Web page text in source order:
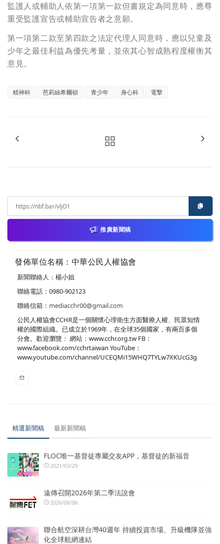
監護人或輔助人依第一項第一款但書規定為同意時，應尊
重受監護宣告或輔助宣告者之意願。
第一項第二款至第四款之法定代理人同意時，應以兒童及
少年之最佳利益為優先考量，並依其心智成熟程度權衡其
意見。
精神科 芭莉絲希爾頓 青少年 身心科 電擊
推廣新聞稿
發佈單位名稱：中華公民人權協會
新聞聯絡人：楊小姐
聯絡電話：0980-902123
聯絡信箱： mediacchr00@gmail.com
公民人權協會CCHR是一個關懷心理衛生方面醫療人權、民眾知情
權的國際組織。已成立於1969年，在全球35個國家，有兩百多個
分會。歡迎瀏覽： 網站：www.cchr.org.tw FB：
www.facebook.com/cchrtaiwan YouTube：
www.youtube.com/channel/UCEQMi15WHQ7TYLw7XKUcG3g
精選新聞稿 最新新聞稿
FLOC唯一基督徒專屬交友APP，基督徒的新福音
2021/03/29
遠傳召開2026年第二季法說會
2026/08/06
聯合航空深耕台灣40週年 持續投資市場、升級機隊並強
化全球航網連結